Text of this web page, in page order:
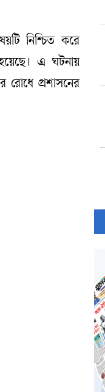
নিশ্চিত করে
এ ঘটনায়
রোধে প্রশাসনের